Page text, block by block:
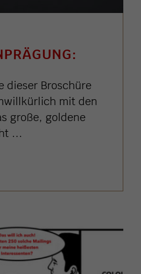
G
dieser Broschüre
mit den
große, goldene
...